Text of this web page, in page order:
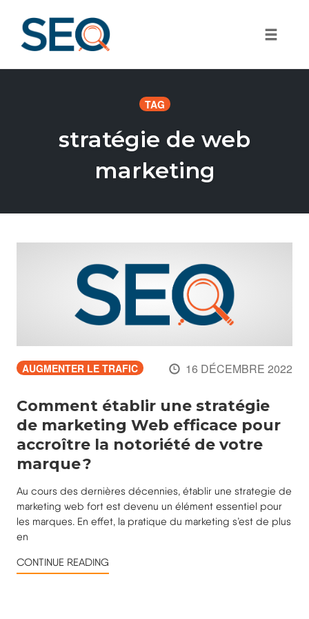
TAG
stratégie de web
marketing
AUGMENTER LE TRAFIC 16 DÉCEMBRE 2022
Comment établir une stratégie
de marketing Web efficace pour
accroître la notoriété de votre
marque ?
Au cours des dernières décennies, établir une strategie de
marketing web fort est devenu un élément essentiel pour
les marques. En effet, la pratique du marketing s’est de plus
en
CONTINUE READING